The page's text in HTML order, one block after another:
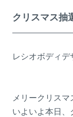
クリスマス抽
レシオボディデ
メリークリスマ
いよいよ本日、